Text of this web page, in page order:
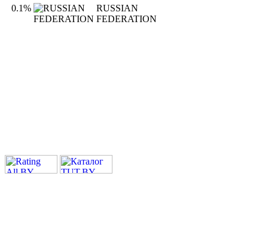
0.1%
RUSSIAN
FEDERATION